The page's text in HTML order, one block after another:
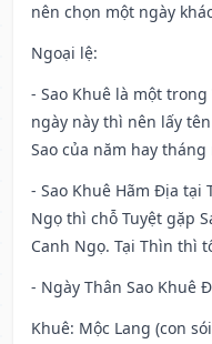
nên chọn một ngày
Ngoại lệ:
- Sao Khuê là một trong
ngày này thì nên lấy
Sao của năm hay
- Sao Khuê Hãm Địa tại
Ngọ thì chỗ Tuyệt gặp
Canh Ngọ. Tại Thìn thì
- Ngày Thân Sao Khuê
Khuê: Mộc Lang (con